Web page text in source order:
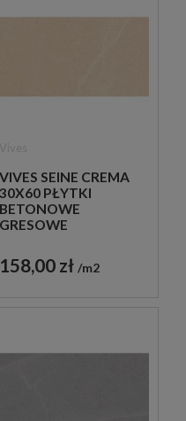
VIVES SEINE CREMA
30X60 PŁYTKI
BETONOWE
GRESOWE
158,00 zł m2